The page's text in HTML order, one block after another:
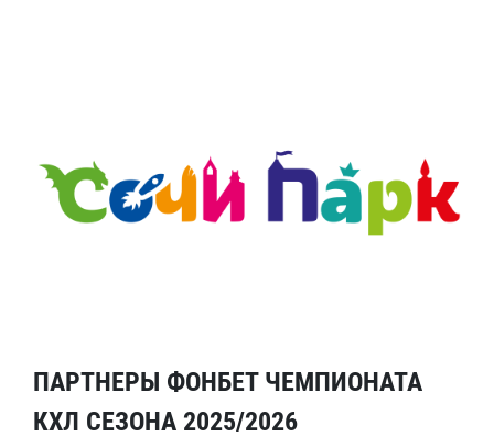
ПАРТНЕРЫ ФОНБЕТ ЧЕМПИОНАТА
КХЛ СЕЗОНА 2025/2026